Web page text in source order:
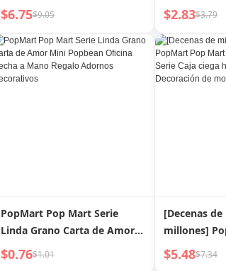
mascota, bandera de jardín
Pawprints of Hope (Huellas
de esperanza) hecha de tela
de poliéster duradera
$6.75$9.05
mangueras
agua
$2.83$3.79
PopMart Pop Mart Serie
Linda Grano Carta de Amor
Mini Popbean Oficina Hecha
a Mano Regalo Adornos
$0.76$1.01
[Decenas
millones]
Dimoo
Caja ciega
$5.48$7.34